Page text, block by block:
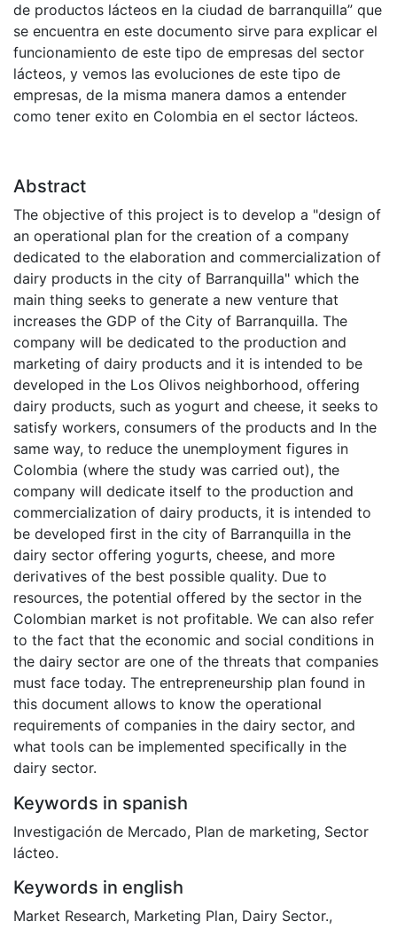
de productos lácteos en la ciudad de barranquilla” que
se encuentra en este documento sirve para explicar el
funcionamiento de este tipo de empresas del sector
lácteos, y vemos las evoluciones de este tipo de
empresas, de la misma manera damos a entender
como tener exito en Colombia en el sector lácteos.
Abstract
The objective of this project is to develop a "design of
an operational plan for the creation of a company
dedicated to the elaboration and commercialization of
dairy products in the city of Barranquilla" which the
main thing seeks to generate a new venture that
increases the GDP of the City of Barranquilla. The
company will be dedicated to the production and
marketing of dairy products and it is intended to be
developed in the Los Olivos neighborhood, offering
dairy products, such as yogurt and cheese, it seeks to
satisfy workers, consumers of the products and In the
same way, to reduce the unemployment figures in
Colombia (where the study was carried out), the
company will dedicate itself to the production and
commercialization of dairy products, it is intended to
be developed first in the city of Barranquilla in the
dairy sector offering yogurts, cheese, and more
derivatives of the best possible quality. Due to
resources, the potential offered by the sector in the
Colombian market is not profitable. We can also refer
to the fact that the economic and social conditions in
the dairy sector are one of the threats that companies
must face today. The entrepreneurship plan found in
this document allows to know the operational
requirements of companies in the dairy sector, and
what tools can be implemented specifically in the
dairy sector.
Keywords in spanish
Investigación de Mercado, Plan de marketing, Sector
lácteo.
Keywords in english
Market Research, Marketing Plan, Dairy Sector.,